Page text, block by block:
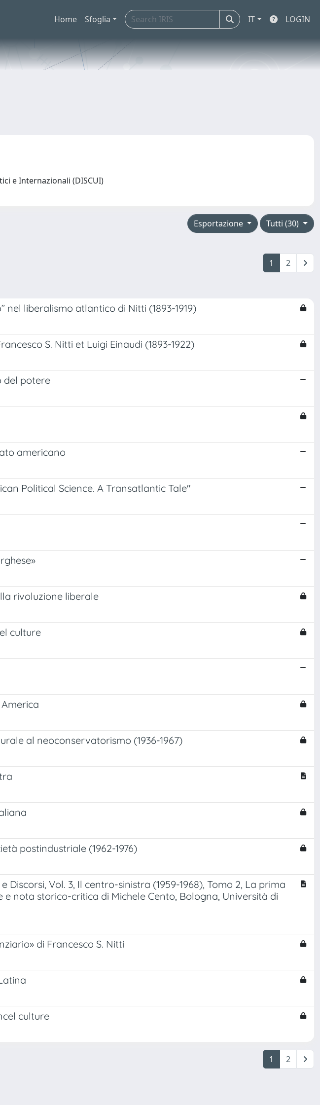
Home Sfoglia IT LOGIN
e Internazionali (DISCUI)
Tutti (30)
Esportazione
1 2
liberalismo atlantico di Nitti (1893-1919)
S. Nitti et Luigi Einaudi (1893-1922)
del potere
americano
Political Science. A Transatlantic Tale"
rivoluzione liberale
culture
al neoconservatorismo (1936-1967)
postindustriale (1962-1976)
Vol. 3, Il centro-sinistra (1959-1968), Tomo 2, La prima
nota storico-critica di Michele Cento, Bologna, Università di
di Francesco S. Nitti
culture
1 2